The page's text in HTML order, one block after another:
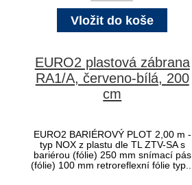
EURO2 plastová zábrana
RA1/A, červeno-bílá, 200
cm
EURO2 BARIÉROVÝ PLOT 2,00 m -
typ NOX z plastu dle TL ZTV-SA s
bariérou (fólie) 250 mm snímací pás
(fólie) 100 mm retroreflexní fólie typ...